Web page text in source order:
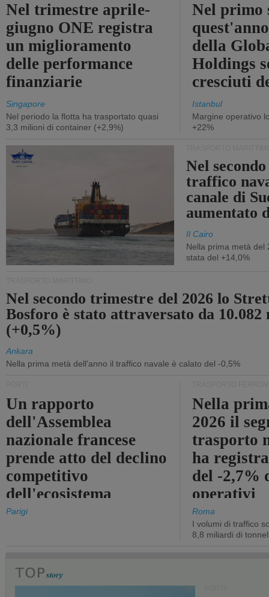
Nel trimestre aprile-
giugno ONE registra
un miglioramento
delle performance
finanziarie
Singapore
Nel periodo la flotta ha trasportato quasi
3,3 milioni di container (+2,9%)
Nel primo
della
Holdings
cresciuti
Istanbul
Margine operativo
+22%
Nel
traffico
canale di
aumentato
Il Cairo
Nella prima metà del
stata del +14,0%
Nel secondo trimestre del 2026 lo
Bosforo è stato attraversato da 10.082
(+0,5%)
Ankara
Nella prima metà dell'anno il traffico navale è calato del -0,5%
Un rapporto
dell'Assemblea
nazionale francese
prende atto del declino
competitivo
dell'ecosistema
portuale statale
Parigi
Nella
2026 il
trasporto
ha
del -2,7%
operativi
Roma
I volumi di traffico
8,8 miliardi di